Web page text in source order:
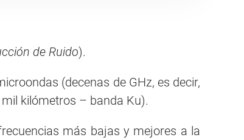
de Ruido).
(decenas de GHz, es decir,
kilómetros – banda Ku).
más bajas y mejores a la